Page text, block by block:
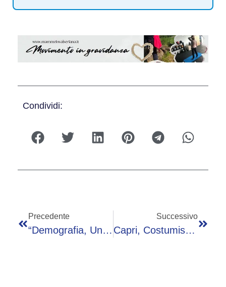
Condividi:
Precedente
“Demografia, Un Patto Fra Generazioni” – Evento Adnkronos 24 Giugno
Successivo
Capri, Costumista Del Film Parthenope Morto: Ipotesi Aggredito E Poi Ucciso